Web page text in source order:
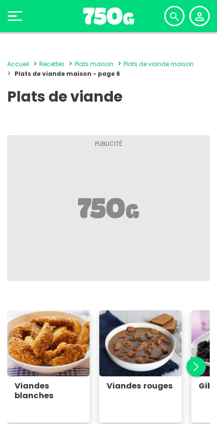
Accueil Recettes Plats maison
Plats de viande maison
Plats de viande maison - page 6
Plats de viande
Viandes
blanches
Viandes rouges